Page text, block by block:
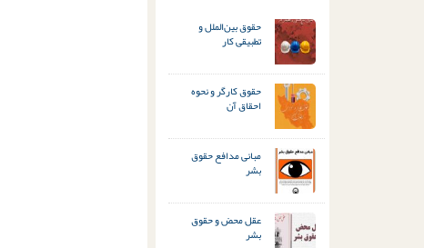
حقوق بین‌الملل و
تطبیقی کار
حقوق کارگر و نحوه
احقاق آن
مبانی مدافع حقوق
بشر
عقل محض و حقوق
بشر